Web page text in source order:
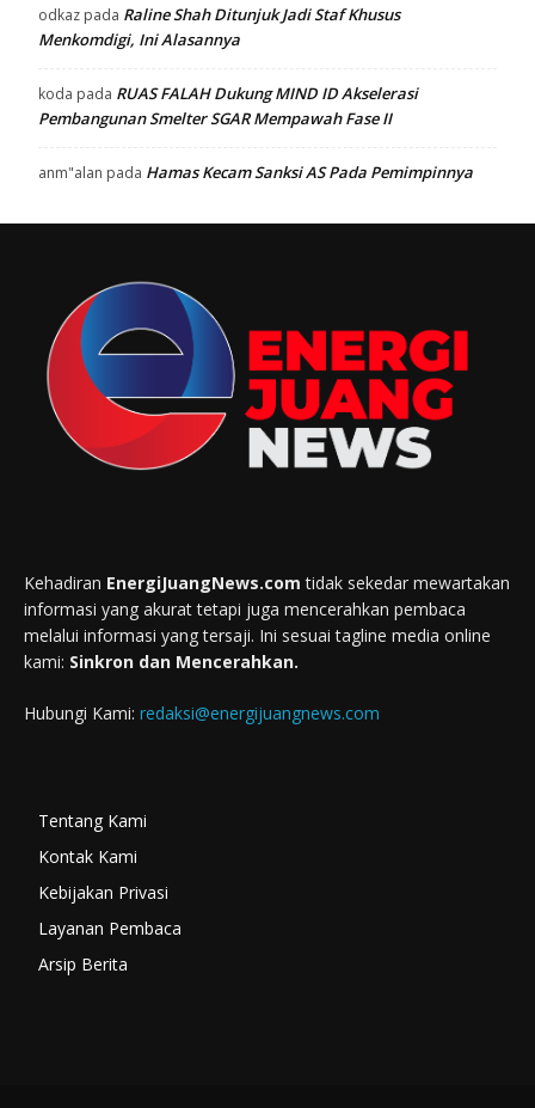
odkaz pada Raline Shah Ditunjuk Jadi Staf Khusus
Menkomdigi, Ini Alasannya
koda pada RUAS FALAH Dukung MIND ID Akselerasi
Pembangunan Smelter SGAR Mempawah Fase II
anm"alan pada Hamas Kecam Sanksi AS Pada Pemimpinnya
Kehadiran EnergiJuangNews.com tidak sekedar mewartakan
informasi yang akurat tetapi juga mencerahkan pembaca
melalui informasi yang tersaji. Ini sesuai tagline media online
kami: Sinkron dan Mencerahkan.
Hubungi Kami: redaksi@energijuangnews.com
Tentang Kami
Kontak Kami
Kebijakan Privasi
Layanan Pembaca
Arsip Berita